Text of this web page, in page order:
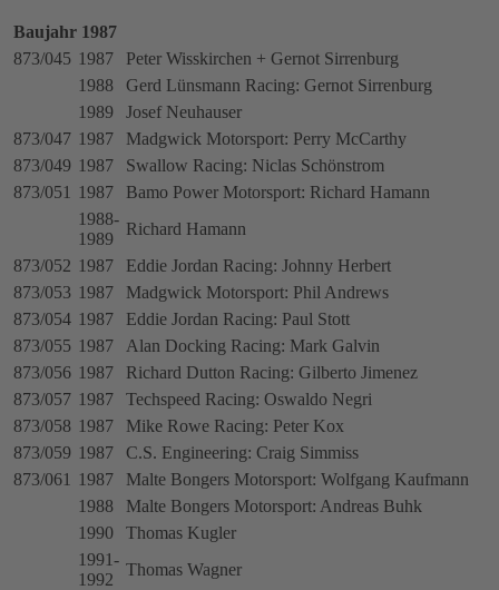
Baujahr 1987
873/045 1987
Peter Wisskirchen + Gernot Sirrenburg
1988
Gerd Lünsmann Racing: Gernot Sirrenburg
1989
Josef Neuhauser
873/047 1987
Madgwick Motorsport: Perry McCarthy
873/049 1987
Swallow Racing: Niclas Schönstrom
873/051
1987
Bamo Power Motorsport: Richard Hamann
1988-
1989
Richard Hamann
873/052 1987
Eddie Jordan Racing: Johnny Herbert
873/053 1987
Madgwick Motorsport: Phil Andrews
873/054 1987
Eddie Jordan Racing: Paul Stott
873/055 1987
Alan Docking Racing: Mark Galvin
873/056 1987
Richard Dutton Racing: Gilberto Jimenez
873/057 1987
Techspeed Racing: Oswaldo Negri
873/058 1987
Mike Rowe Racing: Peter Kox
873/059 1987
C.S. Engineering: Craig Simmiss
873/061
1987
Malte Bongers Motorsport: Wolfgang Kaufmann
1988
Malte Bongers Motorsport: Andreas Buhk
1990
Thomas Kugler
1991-
1992
Thomas Wagner